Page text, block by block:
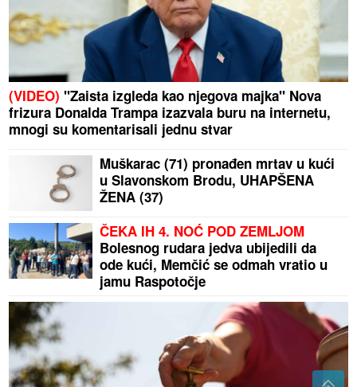
(VIDEO) "Zaista izgleda kao njegova majka" Nova
frizura Donalda Trampa izazvala buru na internetu,
mnogi su komentarisali jednu stvar
Muškarac (71) pronađen mrtav u kući
u Slavonskom Brodu, UHAPŠENA
ŽENA (37)
ČEKA IH 4. NOĆ POD ZEMLJOM
Bolesnog rudara jedva ubijedili da
ode kući, Memčić se odmah vratio u
jamu Raspotočje